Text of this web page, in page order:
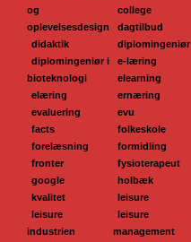
og
oplevelsesdesign
college
dagtilbud
didaktik
diplomingeniør
diplomingeniør i
bioteknologi
e-læring
elearning
elæring
ernæring
evaluering
evu
facts
folkeskole
forelæsning
formidling
fronter
fysioterapeut
google
holbæk
kvalitet
leisure
leisure
industrien
leisure
management